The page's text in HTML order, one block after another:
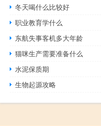
冬天喝什么比较好
职业教育学什么
东航失事客机多大年龄
猫咪生产需要准备什么
水泥保质期
生物起源攻略